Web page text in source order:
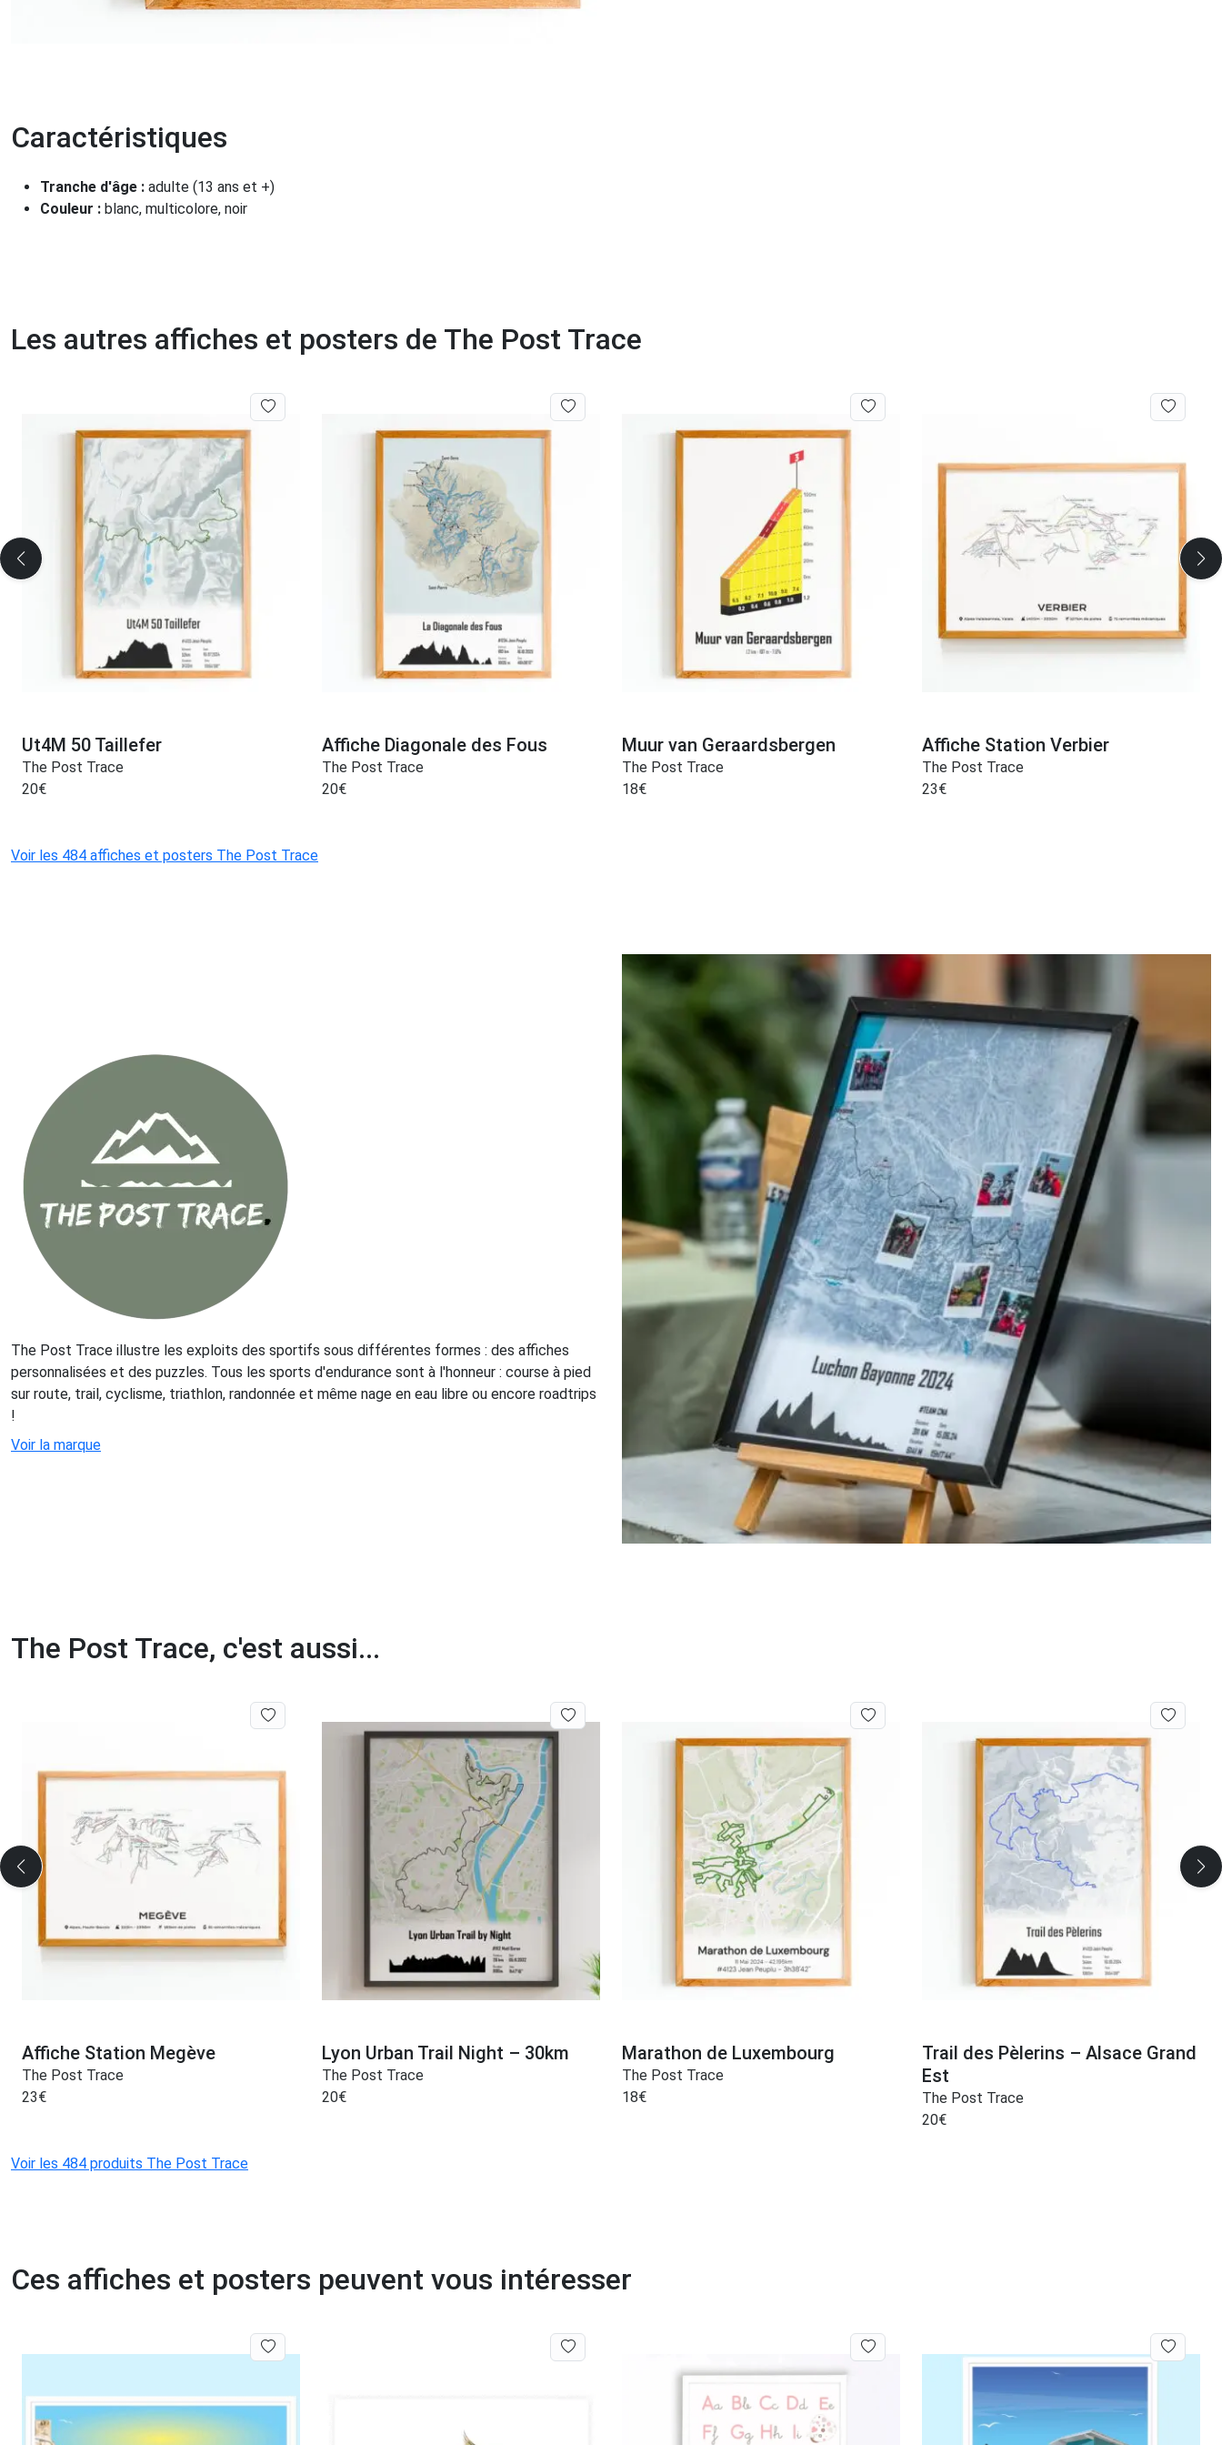
Caractéristiques
Tranche d'âge : adulte (13 ans et +)
Couleur : blanc, multicolore, noir
Les autres affiches et posters de The Post Trace
Ut4M 50 Taillefer
The Post Trace
20€
Affiche Diagonale des Fous
The Post Trace
20€
Muur van Geraardsbergen
The Post Trace
18€
Affiche Station Verbier
The Post Trace
23€
Voir les 484 affiches et posters The Post Trace
The Post Trace illustre les exploits des sportifs sous différentes formes : des affiches
personnalisées et des puzzles. Tous les sports d'endurance sont à l'honneur : course à pied
sur route, trail, cyclisme, triathlon, randonnée et même nage en eau libre ou encore roadtrips
!
Voir la marque
The Post Trace, c'est aussi...
Affiche Station Megève
The Post Trace
23€
Lyon Urban Trail Night – 30km
The Post Trace
20€
Marathon de Luxembourg
The Post Trace
18€
Trail des Pèlerins – Alsace Grand
Est
The Post Trace
20€
Voir les 484 produits The Post Trace
Ces affiches et posters peuvent vous intéresser